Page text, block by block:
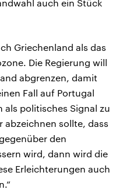
auch ein Stück
Griechenland als das
Die Regierung will
abgrenzen, damit
Fall auf Portugal
als politisches Signal zu
abzeichnen sollte, dass
den
wird, dann wird die
Erleichterungen auch